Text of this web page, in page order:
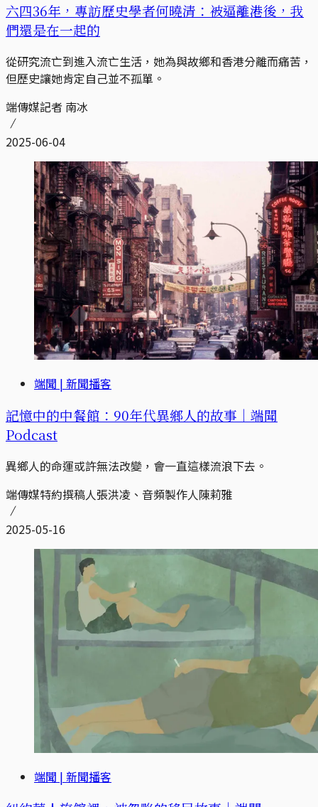
六四36年，專訪歷史學者何曉清：被逼離港後，我
們還是在一起的
從研究流亡到進入流亡生活，她為與故鄉和香港分離而痛苦，
但歷史讓她肯定自己並不孤單。
端傳媒記者 南冰
2025-06-04
端聞 | 新聞播客
記憶中的中餐館：90年代異鄉人的故事｜端聞
Podcast
異鄉人的命運或許無法改變，會一直這樣流浪下去。
端傳媒特約撰稿人張洪凌、音頻製作人陳莉雅
2025-05-16
端聞 | 新聞播客